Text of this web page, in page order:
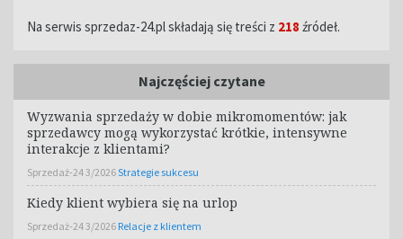
Na serwis sprzedaz-24.pl składają się treści z 218 źródeł.
Najczęściej czytane
Wyzwania sprzedaży w dobie mikromomentów: jak
sprzedawcy mogą wykorzystać krótkie, intensywne
interakcje z klientami?
Sprzedaż-24 3/2026Strategie sukcesu
Kiedy klient wybiera się na urlop
Sprzedaż-24 3/2026 Relacje z klientem